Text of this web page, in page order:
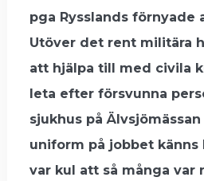
pga Rysslands förnyade
Utöver det rent militära
att hjälpa till med civila
leta efter försvunna
sjukhus på
uniform på jobbet
var kul att så många var